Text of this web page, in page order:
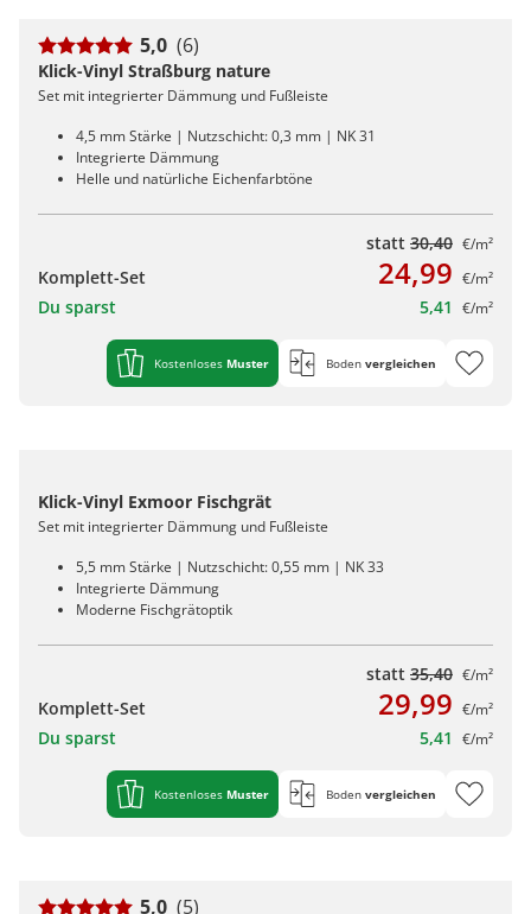
5,0 (6)
Klick-Vinyl Straßburg nature
Set mit integrierter Dämmung und Fußleiste
4,5 mm Stärke | Nutzschicht: 0,3 mm | NK 31
Integrierte Dämmung
Helle und natürliche Eichenfarbtöne
statt 30,40 €/m²
Komplett-Set 24,99 €/m²
Du sparst 5,41 €/m²
Kostenloses Muster Boden vergleichen
Klick-Vinyl Exmoor Fischgrät
Set mit integrierter Dämmung und Fußleiste
5,5 mm Stärke | Nutzschicht: 0,55 mm | NK 33
Integrierte Dämmung
Moderne Fischgrätoptik
statt 35,40 €/m²
Komplett-Set 29,99 €/m²
Du sparst 5,41 €/m²
Kostenloses Muster Boden vergleichen
5,0 (5)